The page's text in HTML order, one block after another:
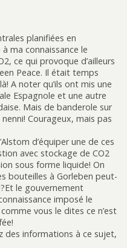
planifiées en
ma connaissance le
ce qui provoque d’ailleurs
Peace. Il était temps
A noter qu’ils ont mis une
Espagnole et une autre
Mais de banderole sur
Courageux, mais pas
d’équiper une de ces
avec stockage de CO2
sous forme liquide! On
bouteilles à Gorleben peut-
le gouvernement
imposé le
vous le dites ce n’est
des informations à ce sujet,